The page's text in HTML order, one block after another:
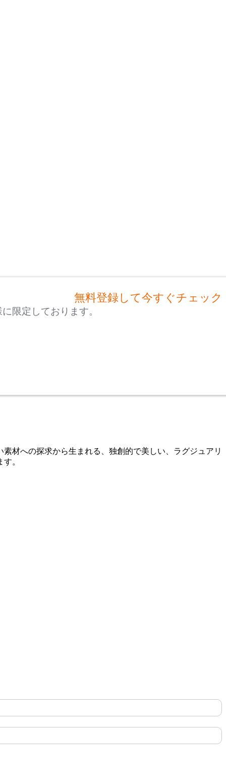
無料登録して今すぐチェック
限定しております。
材への探求から生まれる、独創的で美しい、ラグジュアリ
。